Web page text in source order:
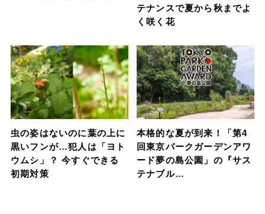
テナンスで夏から秋までよ
く咲く花
虫の姿はないのに葉の上に
黒いフンが…犯人は「ヨト
ウムシ」？ 今すぐできる
初期対策
本格的な夏が到来！「第4
回東京パークガーデンアワ
ード夢の島公園」の『サス
テナブル…